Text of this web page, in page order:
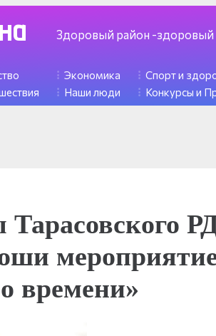
Здоровый район -здоровый
Экономика
Наши люди
Спорт и
Конкурсы и
времени»